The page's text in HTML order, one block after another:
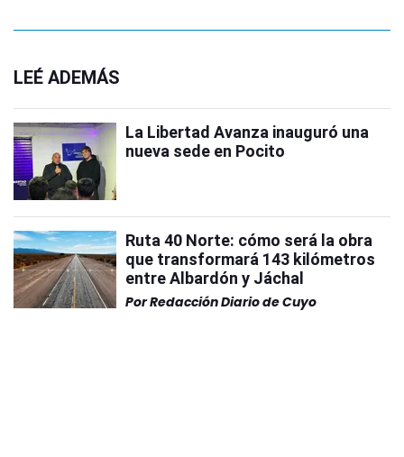
LEÉ ADEMÁS
La Libertad Avanza inauguró una
nueva sede en Pocito
Ruta 40 Norte: cómo será la obra
que transformará 143 kilómetros
entre Albardón y Jáchal
PorRedacción Diario de Cuyo